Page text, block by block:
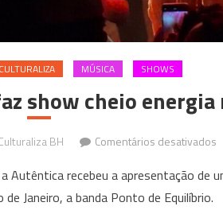
CULTURALIZA MÚSICA SHOWS
show cheio
BH Comentários desativados
recebeu a apresentação de
Janeiro, a banda Ponto de